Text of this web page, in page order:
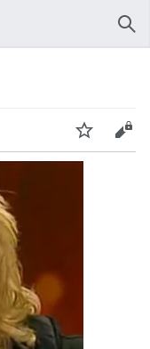
Beobachten Bearbeiten